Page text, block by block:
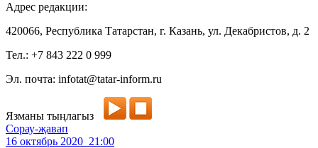
Адрес редакции:
420066, Республика Татарстан, г. Казань, ул. Декабристов, д. 2
Тел.: +7 843 222 0 999
Эл. почта: infotat@tatar-inform.ru
Язманы тыңлагыз
Сорау-җавап
16 октябрь 2020 21:00